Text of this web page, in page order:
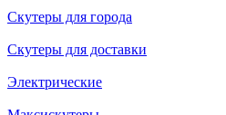
Скутеры для города
Скутеры для доставки
Электрические